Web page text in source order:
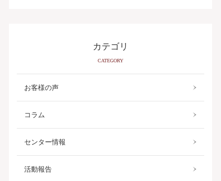
カテゴリ
CATEGORY
お客様の声
コラム
センター情報
活動報告